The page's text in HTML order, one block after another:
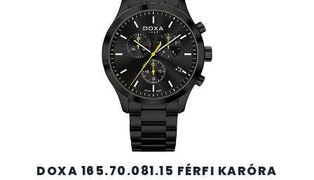
DOXA 165.70.081.15 FÉRFI KARÓRA